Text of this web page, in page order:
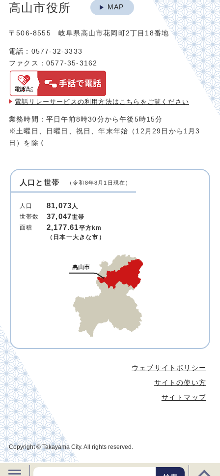
高山市役所 MAP
〒506-8555 岐阜県高山市花岡町2丁目18番地
電話：0577-32-3333
ファクス：0577-35-3162
電話リレーサービスの利用方法は こちらをご覧ください
業務時間：平日午前8時30分から午後5時15分
※土曜日、日曜日、祝日、年末年始（12月29日から1月3
日）を除く
人口と世帯 （令和8年8月1日現在）
人口 81,073 人
世帯数
37,047世帯
面積
2,177.61平方km
（日本一大きな市）
ウェブサイトポリシー
サイトの使い方
サイトマップ
Copyright © Takayama City. All rights reserved.